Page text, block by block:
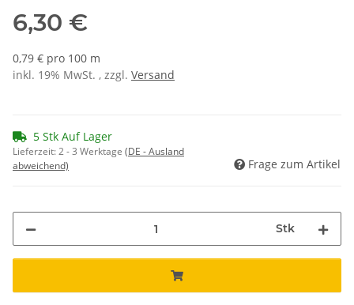
6,30 €
0,79 € pro 100 m
inkl. 19% MwSt. , zzgl. Versand
5 Stk Auf Lager
Lieferzeit:2 - 3 Werktage (DE - Ausland
abweichend)
Frage zum Artikel
Stk